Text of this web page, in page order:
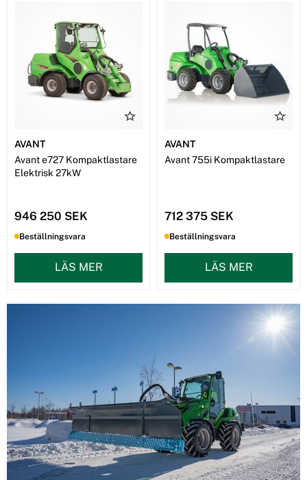
AVANT
Avant e727 Kompaktlastare
Elektrisk 27kW
946 250 SEK
Beställningsvara
LÄS MER
AVANT
Avant 755i Kompaktlastare
712 375 SEK
Beställningsvara
LÄS MER